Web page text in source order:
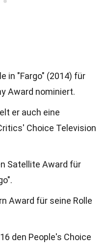
in "Fargo" (2014) für
Award nominiert.
er auch eine
Choice Television
Satellite Award für
Award für seine Rolle
den People's Choice